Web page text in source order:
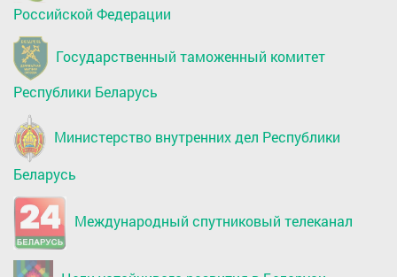
Российской Федерации
Государственный таможенный комитет
Республики Беларусь
Министерство внутренних дел Республики
Беларусь
Международный спутниковый телеканал